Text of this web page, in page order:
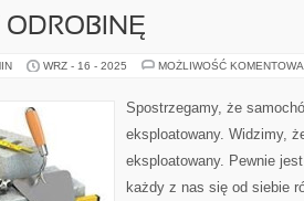
ODROBINĘ
WRZ - 16 - 2025 MOŻLIWOŚĆ
Spostrzegamy, że
eksploatowany. Widzimy,
eksploatowany. Pewnie
każdy z nas się od siebie